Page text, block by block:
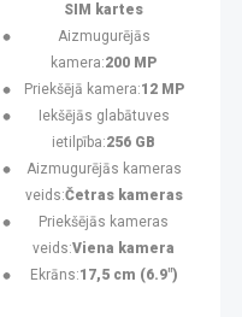
SIM kartes
Aizmugurējās
kamera:200 MP
Priekšējā kamera:12 MP
Iekšējās glabātuves
ietilpība:256 GB
Aizmugurējās kameras
veids:Četras kameras
Priekšējās kameras
veids:Viena kamera
Ekrāns:17,5 cm (6.9")